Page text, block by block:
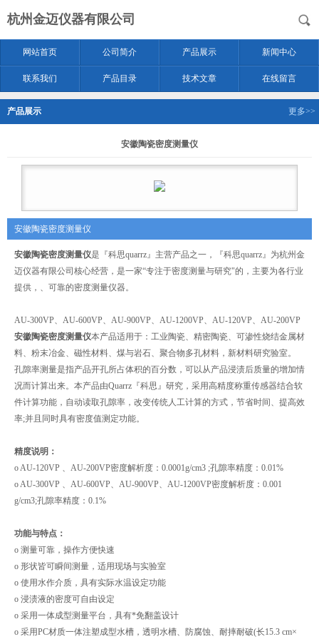
杭州金迈仪器有限公司
网站首页 公司简介 产品展示 新闻中心
联系我们 产品目录 技术文章 在线留言
产品展示 更多>>
安徽陶瓷密度测量仪
安徽陶瓷密度测量仪
安徽陶瓷密度测量仪是『科思quarrz』主营产品之一，『科思quarrz』为杭州金
迈仪器有限公司核心经营，是一家“专注于密度测量与研究"的，主要为各行业
提供，、可靠的密度测量仪器。
AU-300VP、AU-600VP、AU-900VP、AU-1200VP、AU-120VP、AU-200VP
安徽陶瓷密度测量仪本产品适用于：工业陶瓷、精密陶瓷、可渗性烧结金属材
料、粉末冶金、磁性材料、煤与岩石、聚合物多孔材料，新材料研究验室。
孔隙率测量是指产品开孔所占体积的百分数，可以从产品浸渍后质量的增加情
况而计算出来。本产品由Quarrz『科思』研究，采用高精度称重传感器结合软
件计算功能，自动读取孔隙率，改变传统人工计算的方式，节省时间、提高效
率;并且同时具有密度值测定功能。
精度说明：
o AU-120VP 、AU-200VP密度解析度：0.0001g/cm3 ;孔隙率精度：0.01%
o AU-300VP 、AU-600VP、AU-900VP、AU-1200VP密度解析度：0.001
g/cm3;孔隙率精度：0.1%
功能与特点：
o 测量可靠，操作方便快速
o 形状皆可瞬间测量，适用现场与实验室
o 使用水作介质，具有实际水温设定功能
o 浸渍液的密度可自由设定
o 采用一体成型测量平台，具有*免翻盖设计
o 采用PC材质一体注塑成型水槽，透明水槽、防腐蚀、耐摔耐破(长15.3 cm×